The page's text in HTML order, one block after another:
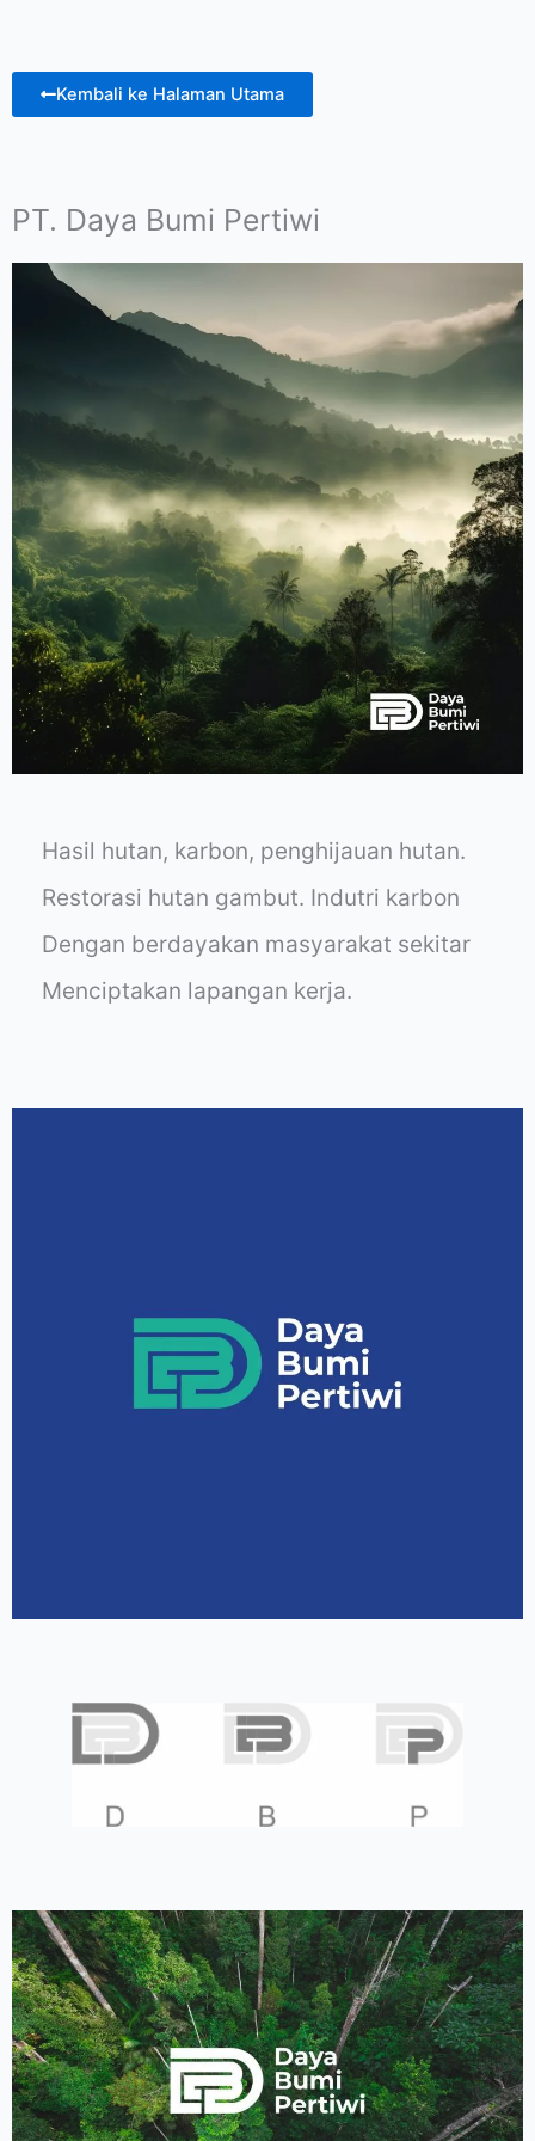
Kembali ke Halaman Utama
PT. Daya Bumi Pertiwi
Hasil hutan, karbon, penghijauan hutan.
Restorasi hutan gambut. Indutri karbon
Dengan berdayakan masyarakat sekitar
Menciptakan lapangan kerja.